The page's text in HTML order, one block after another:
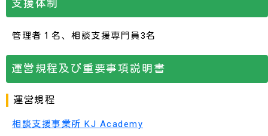
支援体制
管理者１名、相談支援専門員3名
運営規程及び重要事項説明書
運営規程
相談支援事業所 KJ Academy